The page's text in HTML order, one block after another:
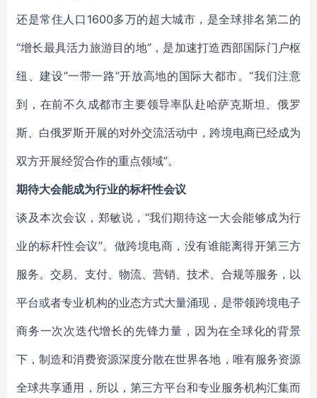
还是常住人口1600多万的超大城市，是全球排名第二的
“增长最具活力旅游目的地”，是加速打造西部国际门户枢
纽、建设“一带一路”开放高地的国际大都市。“我们注意
到，在前不久成都市主要领导率队赴哈萨克斯坦、俄罗
斯、白俄罗斯开展的对外交流活动中，跨境电商已经成为
双方开展经贸合作的重点领域”。
期待大会能成为行业的标杆性会议
谈及本次会议，郑敏说，“我们期待这一大会能够成为行
业的标杆性会议”。做跨境电商，没有谁能离得开第三方
服务。交易、支付、物流、营销、技术、合规等服务，以
平台或者专业机构的业态方式大量涌现，是带领跨境电子
商务一次次迭代增长的先锋力量，因为在全球化的背景
下，制造和消费资源深度分散在世界各地，唯有服务资源
全球共享通用，所以，第三方平台和专业服务机构汇集而